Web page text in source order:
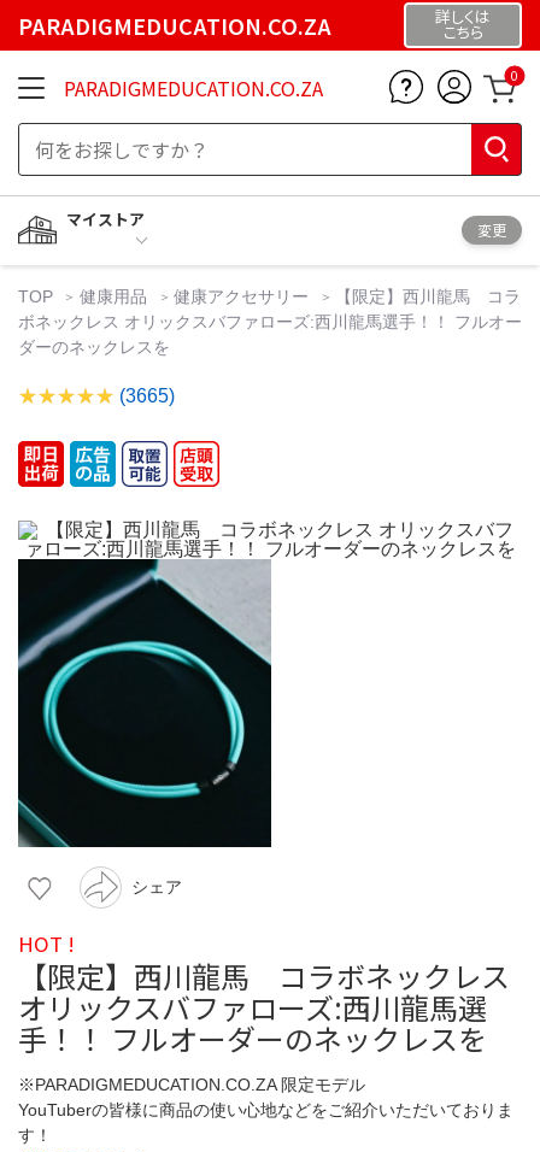
PARADIGMEDUCATION.CO.ZA 詳しくは
こちら
PARADIGMEDUCATION.CO.ZA 0
マイストア
変更
TOP 健康用品 健康アクセサリー
【限定】西川龍馬 コラ
ボネックレス オリックスバファローズ:西川龍馬選手！！ フルオー
ダーのネックレスを
(3665)
シェア
HOT !
【限定】西川龍馬 コラボネックレス
オリックスバファローズ:西川龍馬選
手！！ フルオーダーのネックレスを
※PARADIGMEDUCATION.CO.ZA 限定モデル
YouTuberの皆様に商品の使い心地などをご紹介いただいておりま
す！